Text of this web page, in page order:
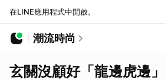
在LINE應用程式中開啟。
潮流時尚
玄關沒顧好「龍邊虎邊